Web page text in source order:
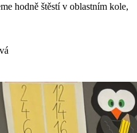
hodně štěstí v oblastním kole,